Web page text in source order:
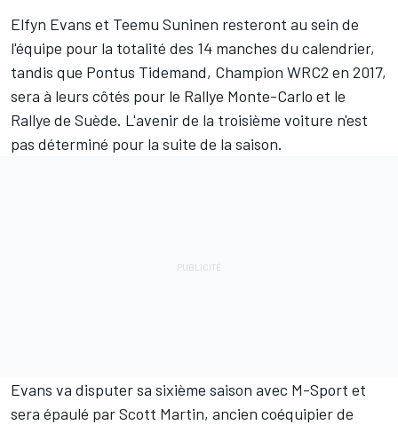
Elfyn Evans et Teemu Suninen resteront au sein de
l'équipe pour la totalité des 14 manches du calendrier,
tandis que Pontus Tidemand, Champion WRC2 en 2017,
sera à leurs côtés pour le Rallye Monte-Carlo et le
Rallye de Suède. L'avenir de la troisième voiture n'est
pas déterminé pour la suite de la saison.
Evans va disputer sa sixième saison avec M-Sport et
sera épaulé par Scott Martin, ancien coéquipier de